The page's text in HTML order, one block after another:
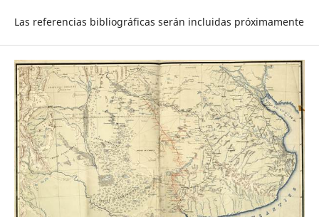
Las referencias bibliográficas serán incluidas próximamente